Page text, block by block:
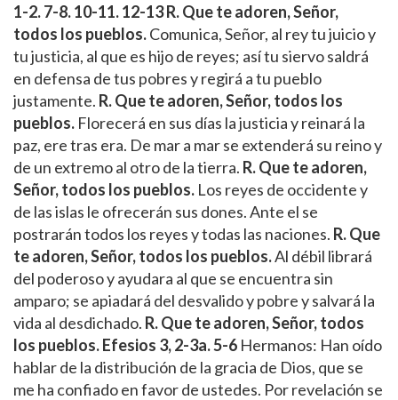
1-2. 7-8. 10-11. 12-13R. Que te adoren, Señor,
todos los pueblos.Comunica, Señor, al rey tu juicio y
tu justicia, al que es hijo de reyes; así tu siervo saldrá
en defensa de tus pobres y regirá a tu pueblo
justamente. R. Que te adoren, Señor, todos los
pueblos. Florecerá en sus días la justicia y reinará la
paz, ere tras era. De mar a mar se extenderá su reino y
de un extremo al otro de la tierra. R. Que te adoren,
Señor, todos los pueblos. Los reyes de occidente y
de las islas le ofrecerán sus dones. Ante el se
postrarán todos los reyes y todas las naciones. R. Que
te adoren, Señor, todos los pueblos.Al débil librará
del poderoso y ayudara al que se encuentra sin
amparo; se apiadará del desvalido y pobre y salvará la
vida al desdichado. R.Que te adoren, Señor, todos
los pueblos.Efesios 3, 2-3a. 5-6 Hermanos: Han oído
hablar de la distribución de la gracia de Dios, que se
me ha confiado en favor de ustedes. Por revelación se